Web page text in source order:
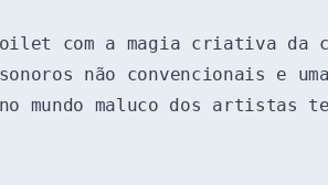
com a magia criativa da
não convencionais e
mundo maluco dos artistas